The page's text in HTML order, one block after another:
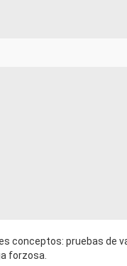
conceptos: pruebas de
forzosa.